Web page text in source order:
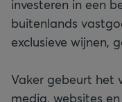
investeren in een
buitenlands
exclusieve wijnen,
Vaker gebeurt het
media, websites